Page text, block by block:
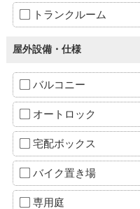
トランクルーム
屋外設備・仕様
バルコニー
オートロック
宅配ボックス
バイク置き場
専用庭